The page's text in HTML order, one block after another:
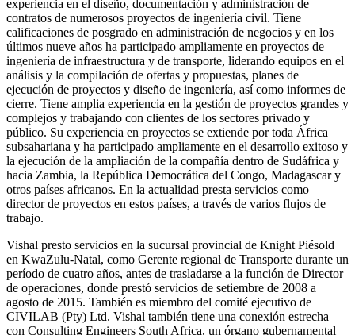
experiencia en el diseño, documentación y administración de
contratos de numerosos proyectos de ingeniería civil. Tiene
calificaciones de posgrado en administración de negocios y en los
últimos nueve años ha participado ampliamente en proyectos de
ingeniería de infraestructura y de transporte, liderando equipos en el
análisis y la compilación de ofertas y propuestas, planes de
ejecución de proyectos y diseño de ingeniería, así como informes de
cierre. Tiene amplia experiencia en la gestión de proyectos grandes y
complejos y trabajando con clientes de los sectores privado y
público. Su experiencia en proyectos se extiende por toda África
subsahariana y ha participado ampliamente en el desarrollo exitoso y
la ejecución de la ampliación de la compañía dentro de Sudáfrica y
hacia Zambia, la República Democrática del Congo, Madagascar y
otros países africanos. En la actualidad presta servicios como
director de proyectos en estos países, a través de varios flujos de
trabajo.
Vishal presto servicios en la sucursal provincial de Knight Piésold
en KwaZulu-Natal, como Gerente regional de Transporte durante un
período de cuatro años, antes de trasladarse a la función de Director
de operaciones, donde prestó servicios de setiembre de 2008 a
agosto de 2015. También es miembro del comité ejecutivo de
CIVILAB (Pty) Ltd. Vishal también tiene una conexión estrecha
con Consulting Engineers South Africa, un órgano gubernamental